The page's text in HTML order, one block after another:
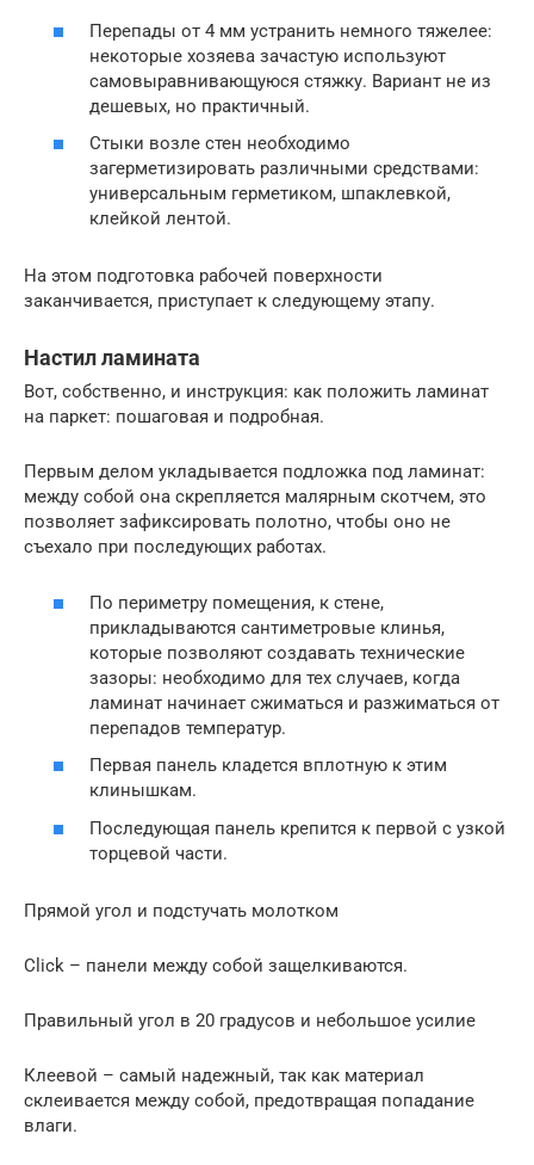
Перепады от 4 мм устранить немного тяжелее:
некоторые хозяева зачастую используют
самовыравнивающуюся стяжку. Вариант не из
дешевых, но практичный.
Стыки возле стен необходимо
загерметизировать различными средствами:
универсальным герметиком, шпаклевкой,
клейкой лентой.
На этом подготовка рабочей поверхности
заканчивается, приступает к следующему этапу.
Настил ламината
Вот, собственно, и инструкция: как положить ламинат
на паркет: пошаговая и подробная.
Первым делом укладывается подложка под ламинат:
между собой она скрепляется малярным скотчем, это
позволяет зафиксировать полотно, чтобы оно не
съехало при последующих работах.
По периметру помещения, к стене,
прикладываются сантиметровые клинья,
которые позволяют создавать технические
зазоры: необходимо для тех случаев, когда
ламинат начинает сжиматься и разжиматься от
перепадов температур.
Первая панель кладется вплотную к этим
клинышкам.
Последующая панель крепится к первой с узкой
торцевой части.
Прямой угол и подстучать молотком
Click – панели между собой защелкиваются.
Правильный угол в 20 градусов и небольшое усилие
Клеевой – самый надежный, так как материал
склеивается между собой, предотвращая попадание
влаги.